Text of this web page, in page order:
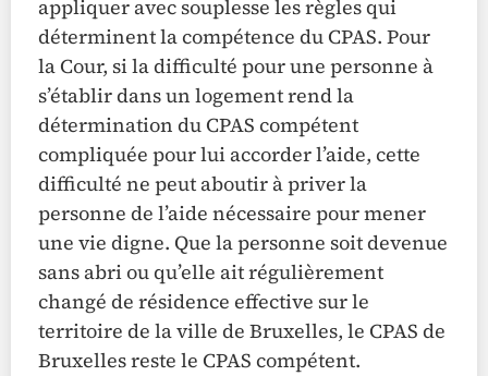
appliquer avec souplesse les règles qui
déterminent la compétence du CPAS. Pour
la Cour, si la difficulté pour une personne à
s’établir dans un logement rend la
détermination du CPAS compétent
compliquée pour lui accorder l’aide, cette
difficulté ne peut aboutir à priver la
personne de l’aide nécessaire pour mener
une vie digne. Que la personne soit devenue
sans abri ou qu’elle ait régulièrement
changé de résidence effective sur le
territoire de la ville de Bruxelles, le CPAS de
Bruxelles reste le CPAS compétent.